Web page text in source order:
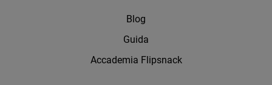
Blog
Guida
Accademia Flipsnack